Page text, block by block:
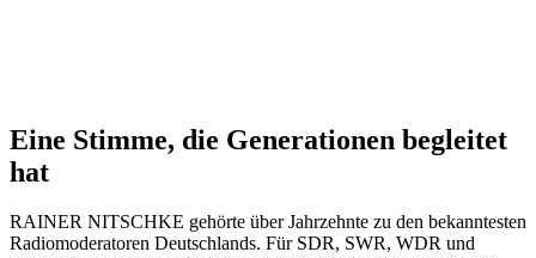
Eine Stimme, die Generationen begleitet
hat
RAINER NITSCHKE gehörte über Jahrzehnte zu den bekanntesten
Radiomoderatoren Deutschlands. Für SDR, SWR, WDR und